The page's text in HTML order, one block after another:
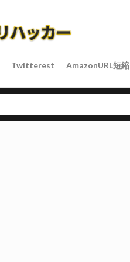
Twitterest AmazonURL短縮